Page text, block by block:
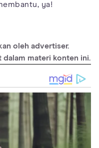
ya!
causes/syc-20369684
oleh advertiser.
materi konten ini.